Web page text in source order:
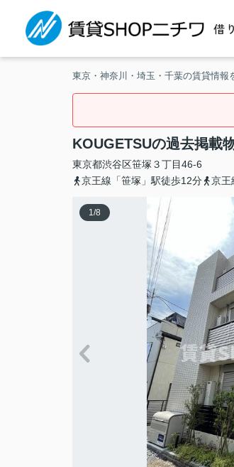
借
東京・神奈川・埼玉・千葉の賃貸情報
KOUGETSUの過去掲載
東京都渋谷区笹塚 ３丁目46-6
京王線「笹塚」駅徒歩12分
京王
1/8